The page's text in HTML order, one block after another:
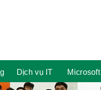
Dịch vụ IT Microsoft